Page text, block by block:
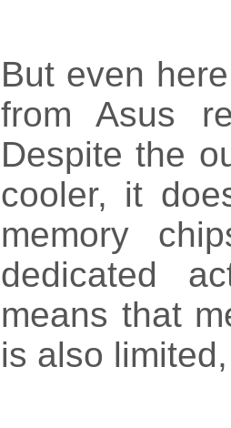
But even
from Asus
Despite the
cooler, it
memory
dedicated
means that
is also